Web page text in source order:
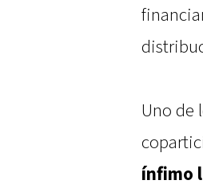
Uno de
ínfimo